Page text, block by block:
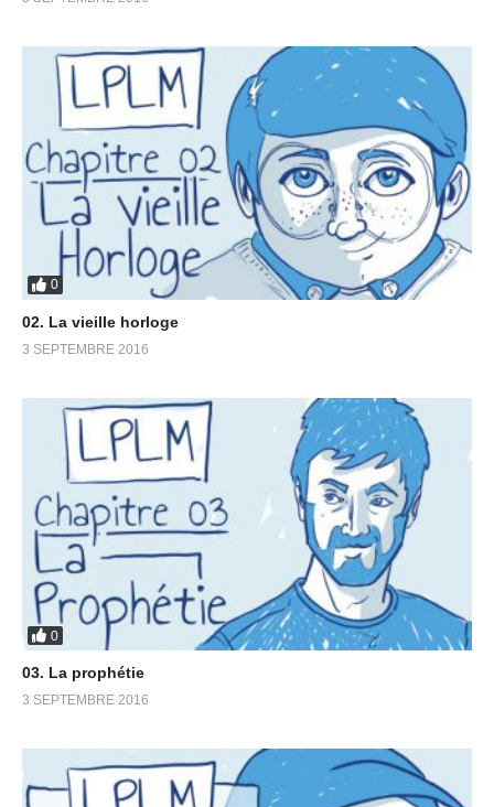
0
02. La vieille horloge
3 SEPTEMBRE 2016
0
03. La prophétie
3 SEPTEMBRE 2016